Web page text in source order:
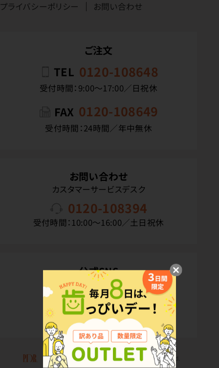
プライバシーポリシー
お問い合わせ
ご注文
TEL 0120-108648
受付時間：9:00〜17:00／日祝休
FAX 0120-108649
受付時間：24時間／年中無休
お問い合わせ
カスタマーサービスデスク
0120-108394
受付時間：10:00〜16:00／土日祝休
公式SNS
Copyright(C) P.D.R. Co.,Ltd. All Rights Reserved.